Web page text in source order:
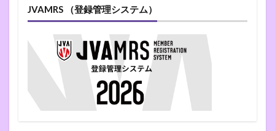
JVAMRS （登録管理システム）